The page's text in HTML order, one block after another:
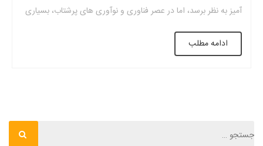
آمیز به نظر برسد، اما در عصر فناوری و نوآوری‌ های پرشتاب، بسیاری
از نا ممکن‌ها به واقعیت بدل شده‌اند. بحران‌های طبیعی، کمبود
مسکن، و رشد سریع جمعیت، […]
ادامه مطلب